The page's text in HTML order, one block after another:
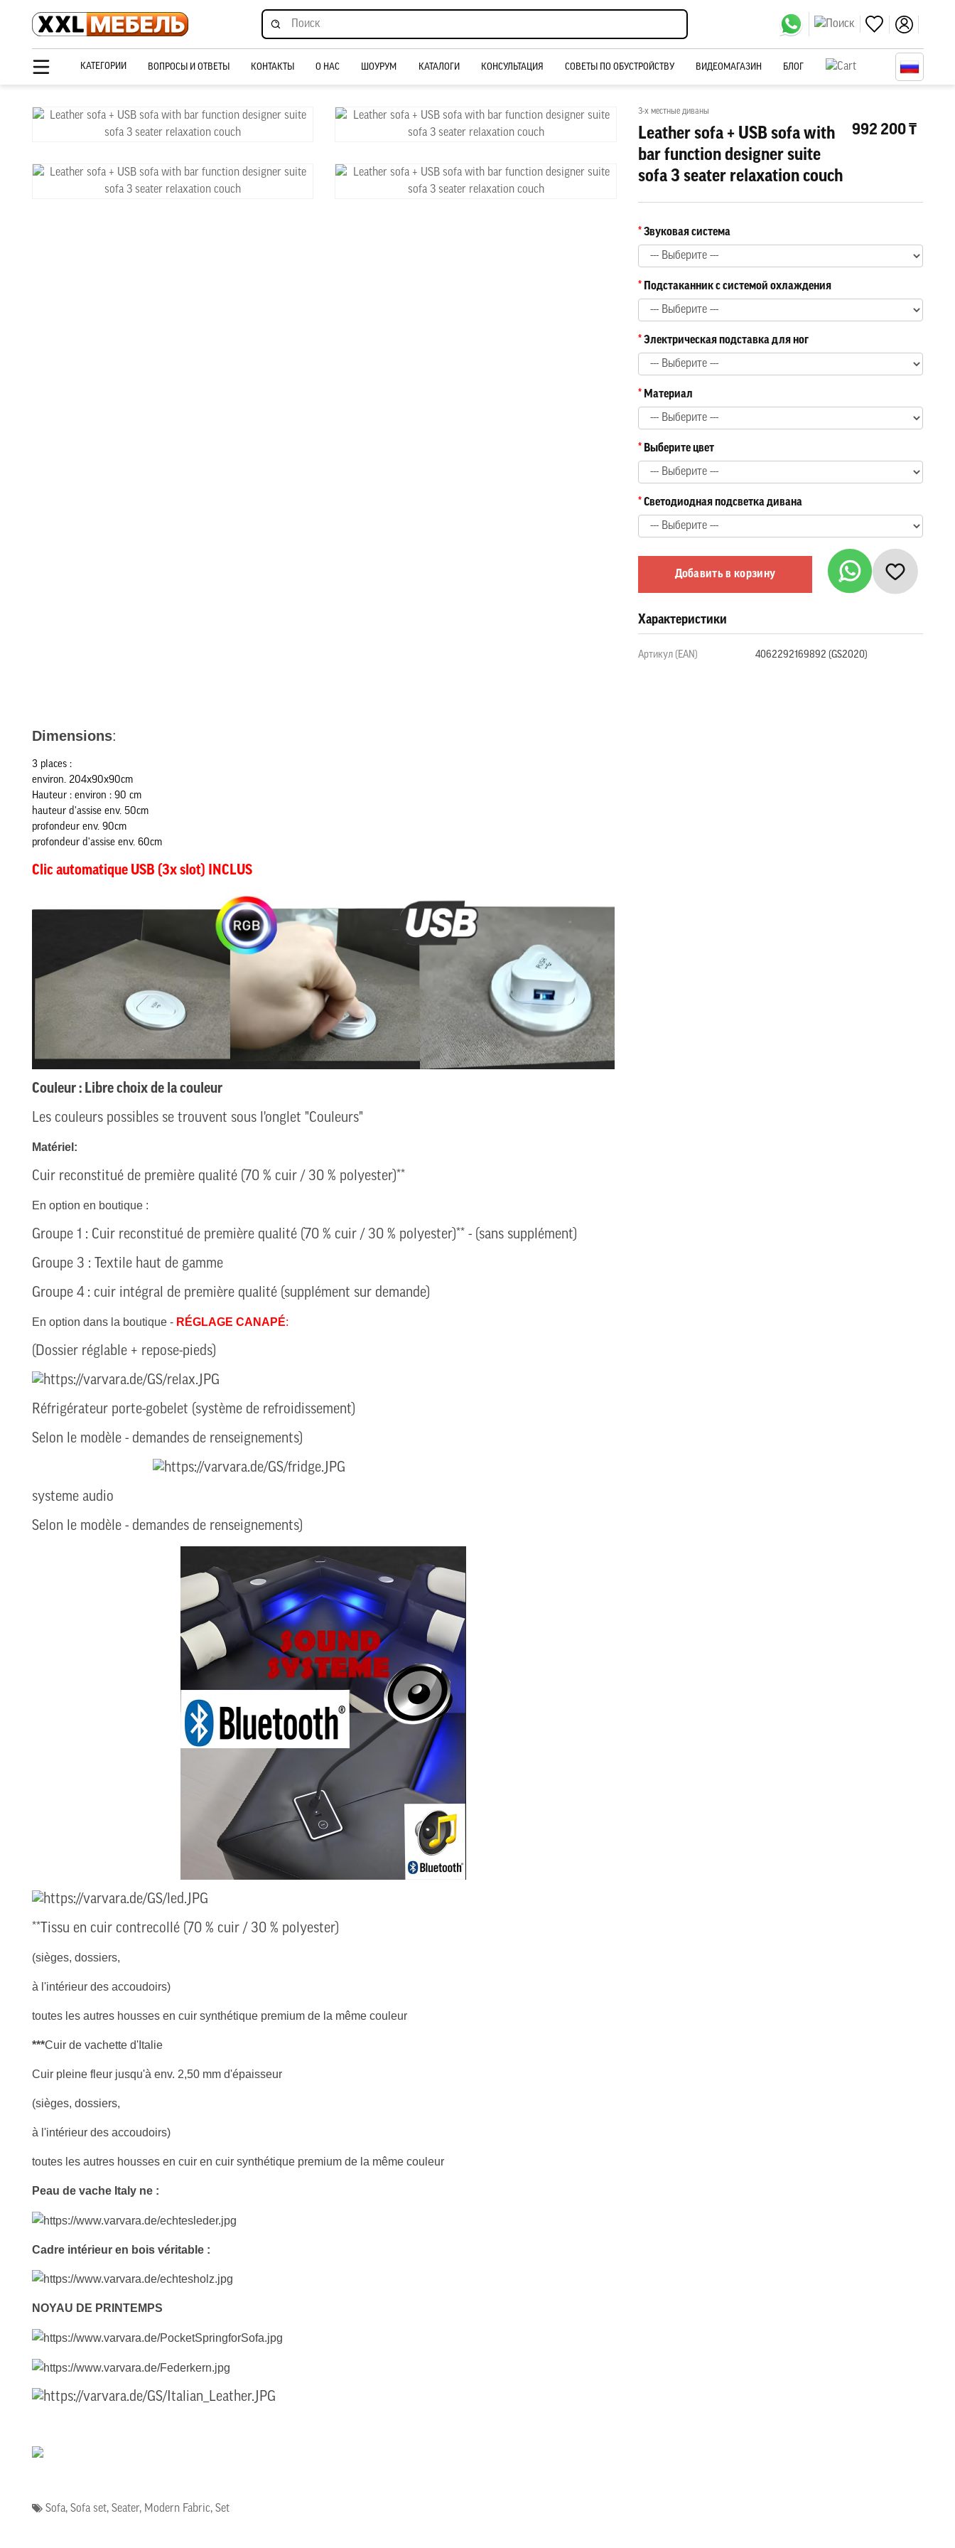
КАТЕГОРИИ ВОПРОСЫ И ОТВЕТЫ КОНТАКТЫ О НАС ШОУРУМ КАТАЛОГИ КОНСУЛЬТАЦИЯ СОВЕТЫ ПО ОБУСТРОЙСТВУ ВИДЕОМАГАЗИН БЛОГ
3-х местные диваны
Leather sofa + USB sofa with
bar function designer suite
sofa 3 seater relaxation couch
992 200 ₸
Звуковая система
Подстаканник с системой охлаждения
Электрическая подставка для ног
Материал
Выберите цвет
Светодиодная подсветка дивана
Добавить в корзину
Характеристики
Артикул (EAN) 4062292169892 (GS2020)
Dimensions:
3 places :
environ. 204x90x90cm
Hauteur : environ : 90 cm
hauteur d'assise env. 50cm
profondeur env. 90cm
profondeur d'assise env. 60cm
Clic automatique USB (3x slot) INCLUS
Couleur : Libre choix de la couleur
Les couleurs possibles se trouvent sous l'onglet "Couleurs"
Matériel:
Cuir reconstitué de première qualité (70 % cuir / 30 % polyester)**
En option en boutique :
Groupe 1 : Cuir reconstitué de première qualité (70 % cuir / 30 % polyester)** - (sans supplément)
Groupe 3 : Textile haut de gamme
Groupe 4 : cuir intégral de première qualité (supplément sur demande)
En option dans la boutique - RÉGLAGE CANAPÉ:
(Dossier réglable + repose-pieds)
Réfrigérateur porte-gobelet (système de refroidissement)
Selon le modèle - demandes de renseignements)
systeme audio
Selon le modèle - demandes de renseignements)
**Tissu en cuir contrecollé (70 % cuir / 30 % polyester)
(sièges, dossiers,
à l'intérieur des accoudoirs)
toutes les autres housses en cuir synthétique premium de la même couleur
***Cuir de vachette d'Italie
Cuir pleine fleur jusqu'à env. 2,50 mm d'épaisseur
(sièges, dossiers,
à l'intérieur des accoudoirs)
toutes les autres housses en cuir en cuir synthétique premium de la même couleur
Peau de vache Italy ne :
Cadre intérieur en bois véritable :
NOYAU DE PRINTEMPS
Sofa, Sofa set, Seater, Modern Fabric, Set